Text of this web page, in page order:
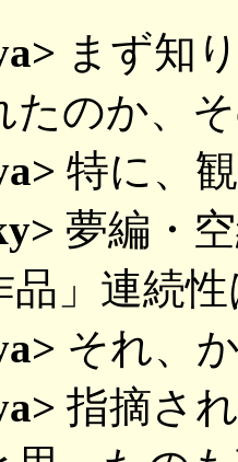
まず知
たのか、
特に、
夢編・
品」連続
それ、
指摘さ